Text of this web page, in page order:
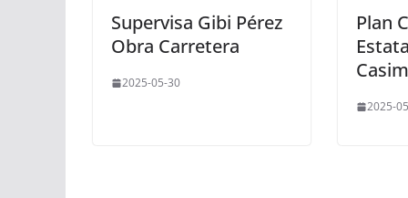
Supervisa Gibi Pérez
Obra Carretera
2025-05-30
Plan
2025-